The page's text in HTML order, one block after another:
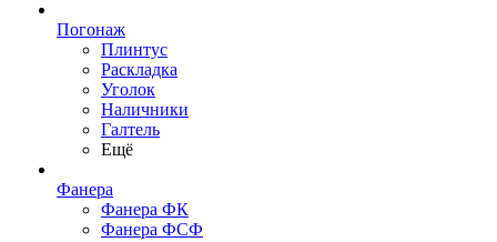
Погонаж
Плинтус
Раскладка
Уголок
Наличники
Галтель
Ещё
Фанера
Фанера ФК
Фанера ФСФ